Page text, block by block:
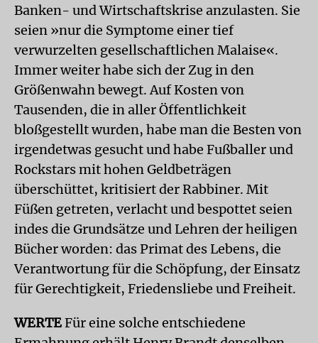
Banken- und Wirtschaftskrise anzulasten. Sie
seien »nur die Symptome einer tief
verwurzelten gesellschaftlichen Malaise«.
Immer weiter habe sich der Zug in den
Größenwahn bewegt. Auf Kosten von
Tausenden, die in aller Öffentlichkeit
bloßgestellt wurden, habe man die Besten von
irgendetwas gesucht und habe Fußballer und
Rockstars mit hohen Geldbeträgen
überschüttet, kritisiert der Rabbiner. Mit
Füßen getreten, verlacht und bespottet seien
indes die Grundsätze und Lehren der heiligen
Bücher worden: das Primat des Lebens, die
Verantwortung für die Schöpfung, der Einsatz
für Gerechtigkeit, Friedensliebe und Freiheit.
WERTEFür eine solche entschiedene